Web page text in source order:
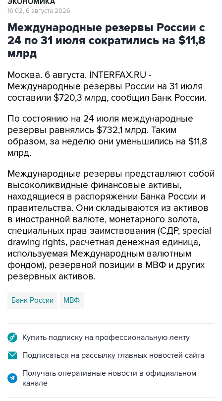
16:02, 6 августа 2026
Международные резервы России с
24 по 31 июля сократились на $11,8
млрд
Москва. 6 августа. INTERFAX.RU -
Международные резервы России на 31 июля
составили $720,3 млрд, сообщил Банк России.
По состоянию на 24 июля международные
резервы равнялись $732,1 млрд. Таким
образом, за неделю они уменьшились на $11,8
млрд.
Международные резервы представляют собой
высоколиквидные финансовые активы,
находящиеся в распоряжении Банка России и
правительства. Они складываются из активов
в иностранной валюте, монетарного золота,
специальных прав заимствования (СДР, special
drawing rights, расчетная денежная единица,
используемая Международным валютным
фондом), резервной позиции в МВФ и других
резервных активов.
Банк России МВФ
Купить подписку на профессиональную ленту
Подписаться на рассылку главных новостей сайта
Получать оперативные новости в официальном
канале